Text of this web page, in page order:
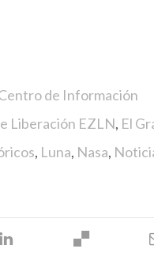
de Información
Liberación EZLN, El
, Luna, Nasa,